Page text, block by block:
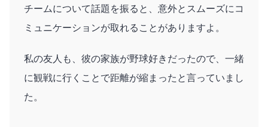
チームについて話題を振ると、意外とスムーズにコ
ミュニケーションが取れることがありますよ。
私の友人も、彼の家族が野球好きだったので、一緒
に観戦に行くことで距離が縮まったと言っていまし
た。